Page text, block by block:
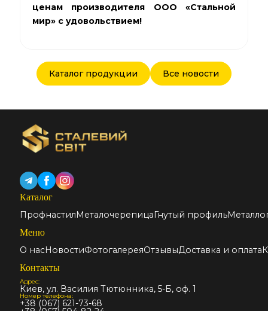
ценам производителя ООО «Стальной
мир» с удовольствием!
Каталог продукции Все новости
Каталог
ПрофнастилМеталочерепицаГнутый профиль
Меню
О насНовостиФотогалереяОтзывыДоставка и оплата
Контакты
Адрес:
Киев, ул. Василия Тютюнника, 5-Б, оф. 1
Номер телефона:
+38 (067) 621-73-68